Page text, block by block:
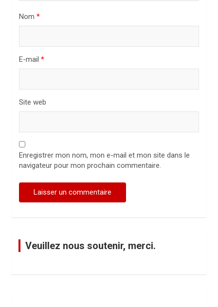
Nom *
E-mail *
Site web
Enregistrer mon nom, mon e-mail et mon site dans le
navigateur pour mon prochain commentaire.
Veuillez nous soutenir, merci.